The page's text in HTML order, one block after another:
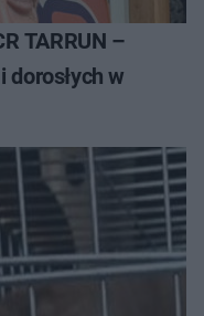
TARRUN –
dorosłych w